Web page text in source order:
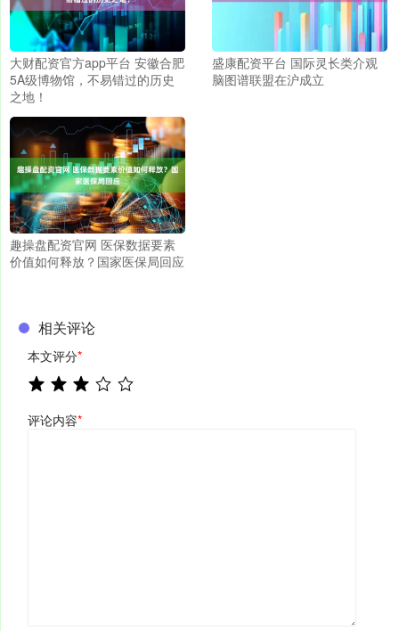
大财配资官方app平台 安徽合肥
5A级博物馆，不易错过的历史
之地！
盛康配资平台 国际灵长类介观
脑图谱联盟在沪成立
趣操盘配资官网 医保数据要素
价值如何释放？国家医保局回应
相关评论
本文评分*
评论内容*